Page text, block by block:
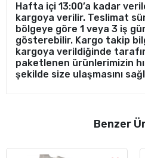
Hafta içi 13:00’a kadar
kargoya verilir. Teslimat
bölgeye göre 1 veya 3 iş
gösterebilir. Kargo takip
kargoya verildiğinde
paketlenen ürünlerimizin
şekilde size ulaşmasını
Benzer